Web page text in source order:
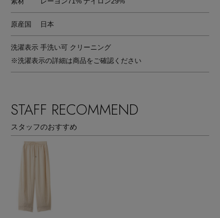
原産国 日本
洗濯表示 手洗い可 クリーニング
※洗濯表示の詳細は商品をご確認ください
STAFF RECOMMEND
スタッフのおすすめ